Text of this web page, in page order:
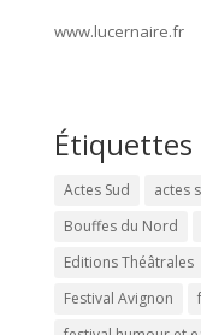
www.lucernaire.fr
Étiquettes
Actes Sud actes
Bouffes du Nord
Editions Théâtrales
Festival Avignon